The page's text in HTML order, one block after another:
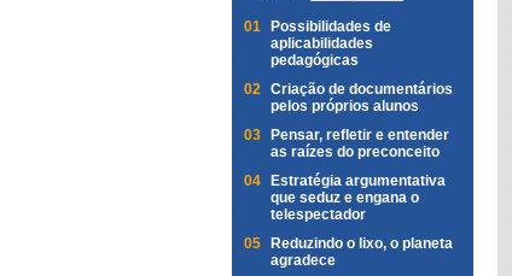
01
Possibilidades de
aplicabilidades
pedagógicas
02 Criação de documentários
pelos próprios alunos
03
Pensar, refletir e entender
as raízes do preconceito
04
Estratégia argumentativa
que seduz e engana o
telespectador
05
Reduzindo o lixo, o planeta
agradece